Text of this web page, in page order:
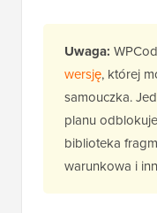
Uwaga:
wersję, której
samouczka.
planu
biblioteka
warunkowa i